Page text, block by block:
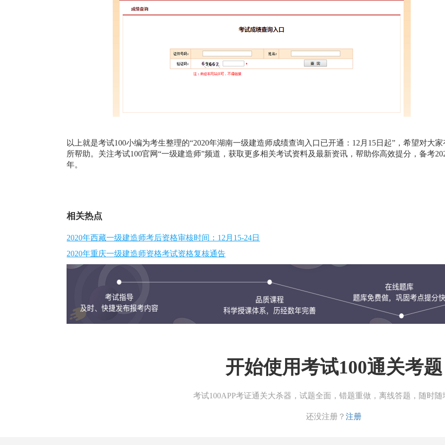
以上就是考试100小编为考生整理的“2020年湖南一级建造师成绩查询入口已开通：12月15日起”，希望对大家
所帮助。关注考试100官网“一级建造师”频道，获取更多相关考试资料及最新资讯，帮助你高效提分，备考
年。
相关热点
2020年西藏一级建造师考后资格审核时间：12月15-24日
2020年重庆一级建造师资格考试资格复核通告
开始使用考试100通关考题
考试100APP考证通关大杀器，试题全面，错题重做，离线答题，随时随
还没注册？ 注册